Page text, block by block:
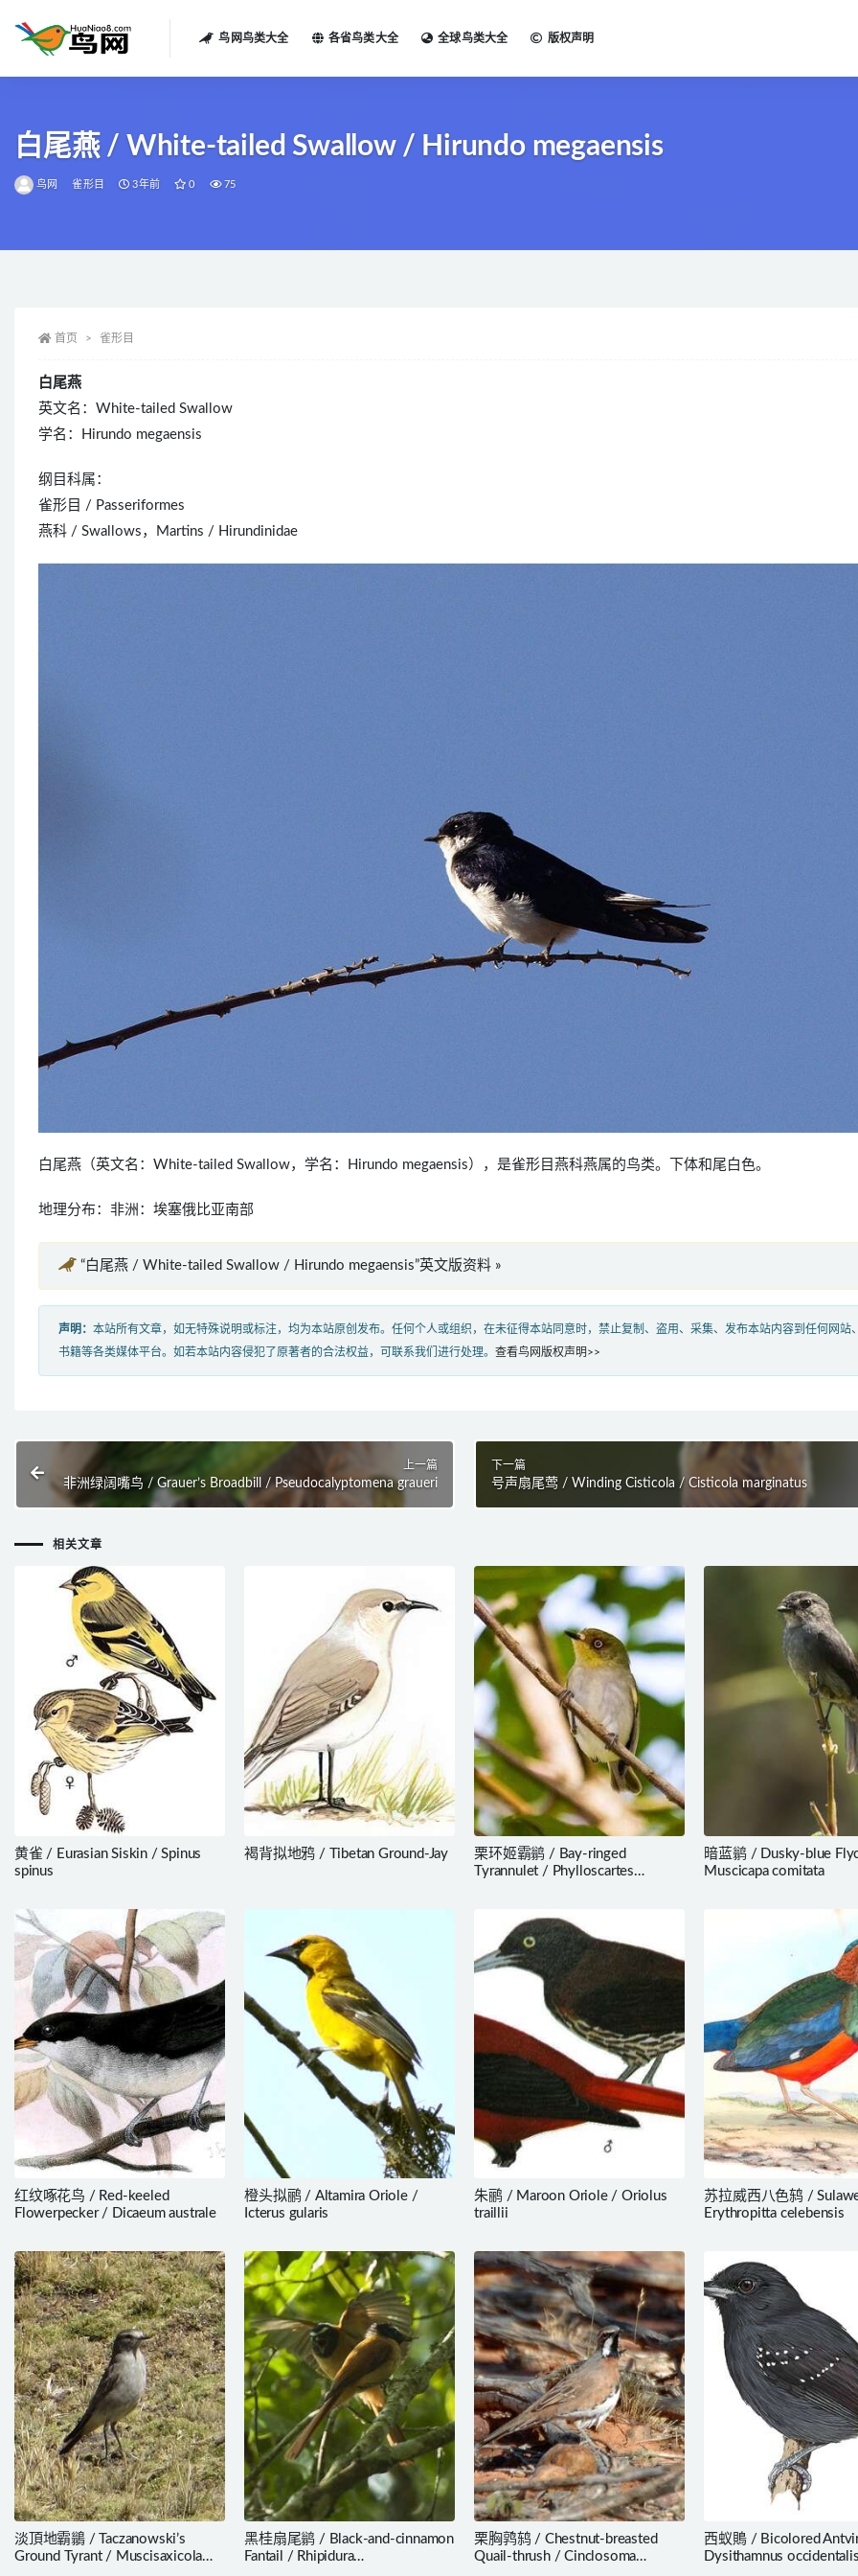
鸟网鸟类大全 各省鸟类大全 全球鸟类大全 版权声明
白尾燕 / White-tailed Swallow / Hirundo megaensis
鸟网 雀形目 3年前 0 75
首页 雀形目
白尾燕
英文名：White-tailed Swallow
学名：Hirundo megaensis
纲目科属：
雀形目 / Passeriformes
燕科 / Swallows，Martins / Hirundinidae
白尾燕（英文名：White-tailed Swallow，学名：Hirundo megaensis），是雀形目燕科燕属的鸟类。下体和尾白色。
地理分布：非洲：埃塞俄比亚南部
“白尾燕 / White-tailed Swallow / Hirundo megaensis”英文版资料 »
声明： 本站所有文章，如无特殊说明或标注，均为本站原创发布。任何个人或组织，在未征得本站同意时，禁止复制、盗用、采集、发布本站内容到任何网站
书籍等各类媒体平台。如若本站内容侵犯了原著者的合法权益，可联系我们进行处理。 查看鸟网版权声明>>
上一篇
非洲绿阔嘴鸟 / Grauer’s Broadbill / Pseudocalyptomena graueri
下一篇
号声扇尾莺 / Winding Cisticola / Cisticola marginatus
相关文章
黄雀 / Eurasian Siskin / Spinus
spinus
褐背拟地鸦 / Tibetan Ground-Jay
栗环姬霸鹟 / Bay-ringed
Tyrannulet / Phylloscartes
暗蓝鹟 / Dusky-blue
Muscicapa comitata
红纹啄花鸟 / Red-keeled
Flowerpecker / Dicaeum australe
橙头拟鹂 / Altamira Oriole /
Icterus gularis
朱鹂 / Maroon Oriole / Oriolus
traillii
苏拉威西八色鸫 /
Erythropitta celebensis
淡頂地霸鶲 / Taczanowski’s
Ground Tyrant / Muscisaxicola
黑桂扇尾鹟 / Black-and-cinnamon
Fantail / Rhipidura
栗胸鹑鸫 / Chestnut-breasted
Quail-thrush / Cinclosoma
西蚁鵙 / Bicolored
Dysithamnus